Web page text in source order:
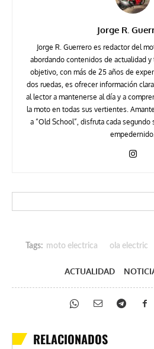
Jorge R.
Jorge R. Guerrero es redactor del
abordando contenidos de actualidad y
objetivo, con más de 25 años de
dos ruedas, es ofrecer información
al lector a mantenerse al día y a
la moto en todas sus vertientes.
a “Old School”, disfruta cada
Tags: moto electrica ola electric
ACTUALIDAD
RELACIONADOS